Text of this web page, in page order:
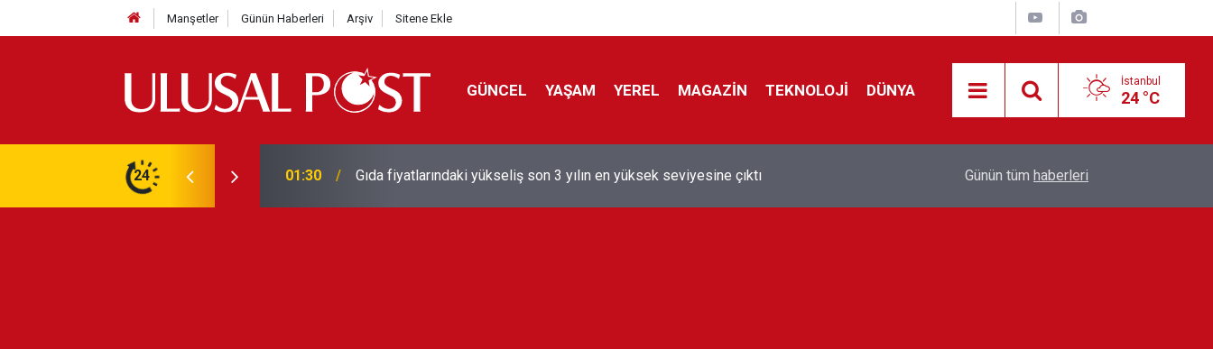
Manşetler Günün Haberleri Arşiv Sitene Ekle
GÜNCEL YAŞAM YEREL MAGAZİN TEKNOLOJİ DÜNYA İstanbul
24 °C
24
en yüksek seviyesine çıktı 01:26 Galatasaray'dan sekiz kişi hakkında savcılığa suç duyurusu
kontrol edecek
Günün tüm haberleri